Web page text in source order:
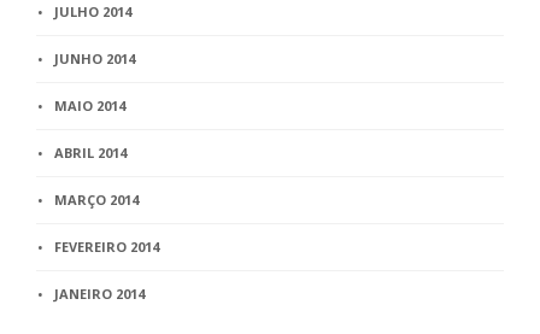
JULHO 2014
JUNHO 2014
MAIO 2014
ABRIL 2014
MARÇO 2014
FEVEREIRO 2014
JANEIRO 2014